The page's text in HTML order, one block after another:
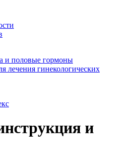
и половые гормоны
лечения гинекологических
и